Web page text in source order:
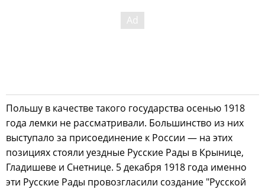
Польшу в качестве такого государства осенью 1918
года лемки не рассматривали. Большинство из них
выступало за присоединение к России — на этих
позициях стояли уездные Русские Рады в Крынице,
Гладишеве и Снетнице. 5 декабря 1918 года именно
эти Русские Рады провозгласили создание "Русской